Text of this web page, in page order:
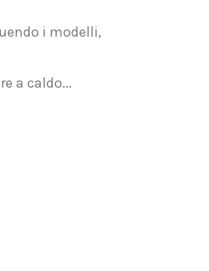
i modelli,
a caldo...